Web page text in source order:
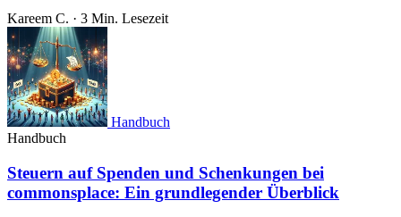
Kareem C. · 3 Min. Lesezeit
Handbuch
Handbuch
Steuern auf Spenden und Schenkungen bei
commonsplace: Ein grundlegender Überblick